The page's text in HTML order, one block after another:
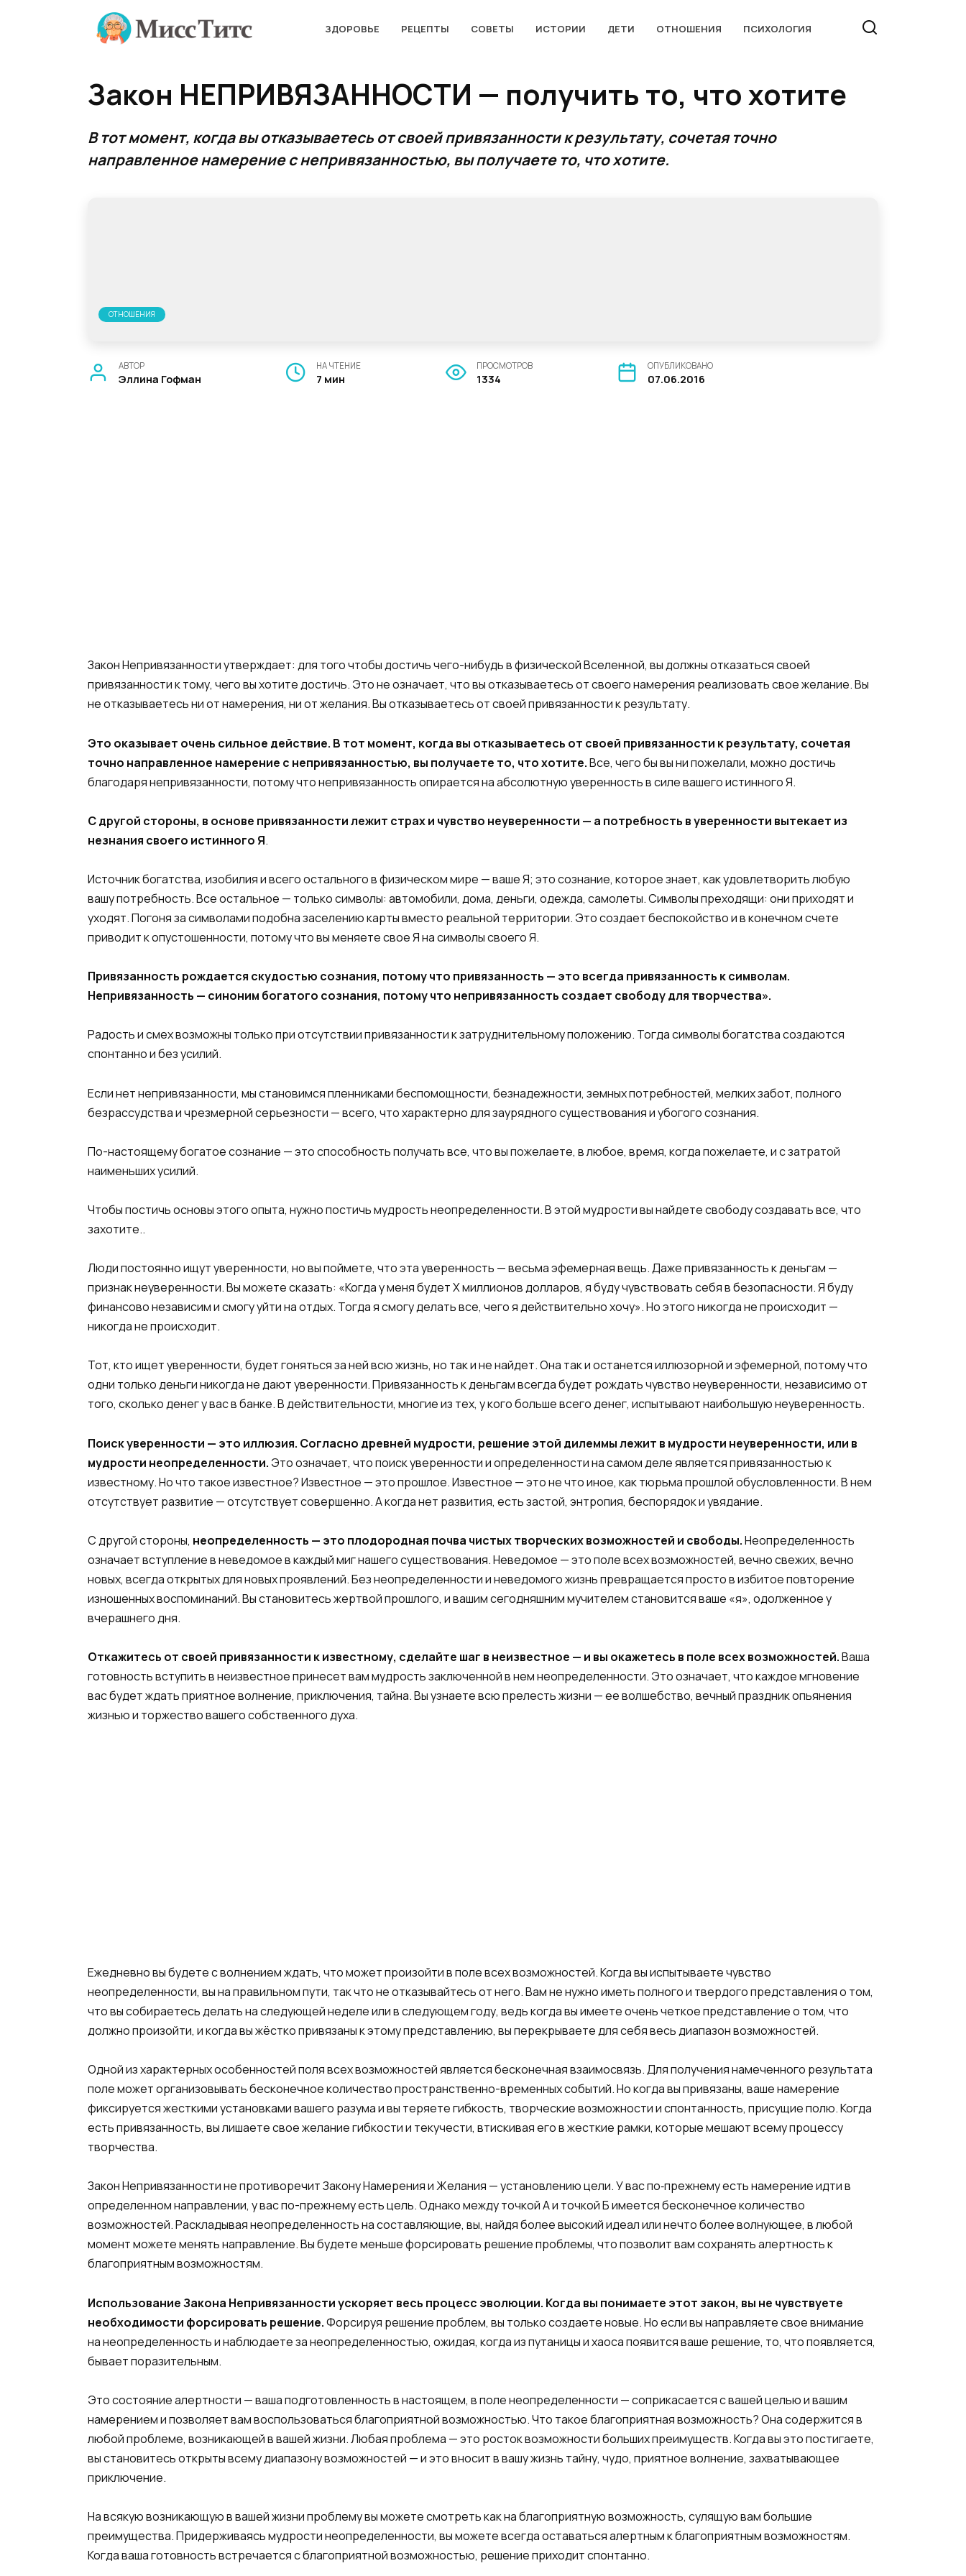
ЗДОРОВЬЕ РЕЦЕПТЫ СОВЕТЫ ИСТОРИИ ДЕТИ ОТНОШЕНИЯ ПСИХОЛОГИЯ
Закон НЕПРИВЯЗАННОСТИ — получить то, что хотите
В тот момент, когда вы отказываетесь от своей привязанности к результату, сочетая точно
направленное намерение с непривязанностью, вы получаете то, что хотите.
ОТНОШЕНИЯ
АВТОР
Эллина Гофман
НА ЧТЕНИЕ
7 мин
ПРОСМОТРОВ
1334
ОПУБЛИКОВАНО
07.06.2016
Закон Непривязанности утверждает: для того чтобы достичь чего-нибудь в физической Вселенной, вы должны отказаться своей
привязанности к тому, чего вы хотите достичь. Это не означает, что вы отказываетесь от своего намерения реализовать свое желание. Вы
не отказываетесь ни от намерения, ни от желания. Вы отказываетесь от своей привязанности к результату.
Это оказывает очень сильное действие. В тот момент, когда вы отказываетесь от своей привязанности к результату, сочетая
точно направленное намерение с непривязанностью, вы получаете то, что хотите.Все, чего бы вы ни пожелали, можно достичь
благодаря непривязанности, потому что непривязанность опирается на абсолютную уверенность в силе вашего истинного Я.
С другой стороны, в основе привязанности лежит страх и чувство неуверенности — а потребность в уверенности вытекает из
незнания своего истинного Я.
Источник богатства, изобилия и всего остального в физическом мире — ваше Я; это сознание, которое знает, как удовлетворить любую
вашу потребность. Все остальное — только символы: автомобили, дома, деньги, одежда, самолеты. Символы преходящи: они приходят и
уходят. Погоня за символами подобна заселению карты вместо реальной территории. Это создает беспокойство и в конечном счете
приводит к опустошенности, потому что вы меняете свое Я на символы своего Я.
Привязанность рождается скудостью сознания, потому что привязанность — это всегда привязанность к символам.
Непривязанность — синоним богатого сознания, потому что непривязанность создает свободу для творчества».
Радость и смех возможны только при отсутствии привязанности к затруднительному положению. Тогда символы богатства создаются
спонтанно и без усилий.
Если нет непривязанности, мы становимся пленниками беспомощности, безнадежности, земных потребностей, мелких забот, полного
безрассудства и чрезмерной серьезности — всего, что характерно для заурядного существования и убогого сознания.
По-настоящему богатое сознание — это способность получать все, что вы пожелаете, в любое, время, когда пожелаете, и с затратой
наименьших усилий.
Чтобы постичь основы этого опыта, нужно постичь мудрость неопределенности. В этой мудрости вы найдете свободу создавать все, что
захотите..
Люди постоянно ищут уверенности, но вы поймете, что эта уверенность — весьма эфемерная вещь. Даже привязанность к деньгам —
признак неуверенности. Вы можете сказать: «Когда у меня будет X миллионов долларов, я буду чувствовать себя в безопасности. Я буду
финансово независим и смогу уйти на отдых. Тогда я смогу делать все, чего я действительно хочу». Но этого никогда не происходит —
никогда не происходит.
Тот, кто ищет уверенности, будет гоняться за ней всю жизнь, но так и не найдет. Она так и останется иллюзорной и эфемерной, потому что
одни только деньги никогда не дают уверенности. Привязанность к деньгам всегда будет рождать чувство неуверенности, независимо от
того, сколько денег у вас в банке. В действительности, многие из тех, у кого больше всего денег, испытывают наибольшую неуверенность.
Поиск уверенности — это иллюзия. Согласно древней мудрости, решение этой дилеммы лежит в мудрости неуверенности, или в
мудрости неопределенности. Это означает, что поиск уверенности и определенности на самом деле является привязанностью к
известному. Но что такое известное? Известное — это прошлое. Известное — это не что иное, как тюрьма прошлой обусловленности. В нем
отсутствует развитие — отсутствует совершенно. А когда нет развития, есть застой, энтропия, беспорядок и увядание.
С другой стороны, неопределенность — это плодородная почва чистых творческих возможностей и свободы.Неопределенность
означает вступление в неведомое в каждый миг нашего существования. Неведомое — это поле всех возможностей, вечно свежих, вечно
новых, всегда открытых для новых проявлений. Без неопреде­ленности и неведомого жизнь превращается просто в избитое повторение
изношенных воспоминаний. Вы становитесь жертвой прошлого, и вашим сегодняшним мучителем становится ваше «я», одолженное у
вчерашнего дня.
Откажитесь от своей привязанности к известному, сделайте шаг в неизвестное — и вы окажетесь в поле всех возможностей.Ваша
готовность вступить в неизвестное принесет вам мудрость заключенной в нем неопределенности. Это означает, что каждое мгновение
вас будет ждать приятное волнение, приключения, тайна. Вы узнаете всю прелесть жизни — ее волшебство, вечный праздник опьянения
жизнью и торжество вашего собственного духа.
Ежедневно вы будете с волнением ждать, что может произойти в поле всех возможностей. Когда вы испытываете чувство
неопределенности, вы на правильном пути, так что не отказывайтесь от него. Вам не нужно иметь полного и твердого представления о том,
что вы собираетесь делать на следующей неделе или в следующем году, ведь когда вы имеете очень четкое представление о том, что
должно произойти, и когда вы жёстко привязаны к этому представлению, вы перекрываете для себя весь диапазон возможностей.
Одной из характерных особенностей поля всех возможностей является бесконечная взаимосвязь. Для получения намеченного результата
поле может организовывать бесконечное количество пространственно-временных событий. Но когда вы привязаны, ваше намерение
фиксируется жесткими установками вашего разума и вы теряете гибкость, творческие возможности и спонтанность, присущие полю. Когда
есть привязанность, вы лишаете свое желание гибкости и текучести, втискивая его в жесткие рамки, которые мешают всему процессу
творчества.
Закон Непривязанности не противоречит Закону Намерения и Желания — установлению цели. У вас по‑прежнему есть намерение идти в
опреде­ленном направлении, у вас по-прежнему есть цель. Однако между точкой А и точкой Б имеется бесконечное количество
возможностей. Раскладывая неопределенность на составляющие, вы, найдя более высокий идеал или нечто более волнующее, в любой
момент можете менять направление. Вы будете меньше форсировать решение проблемы, что позволит вам сохранять алертность к
благоприятным возможностям.
Использование Закона Непривязанности ускоряет весь процесс эволюции. Когда вы понимаете этот закон, вы не чувствуете
необходимости форсировать решение.Форсируя решение проблем, вы только создаете новые. Но если вы направляете свое внимание
на неопределенность и наблюдаете за неопределенностью, ожидая, когда из путаницы и хаоса появится ваше решение, то, что появляется,
бывает поразительным.
Это состояние алертности — ваша подготовленность в настоящем, в поле неопределенности — соприкасается с вашей целью и вашим
намерением и позволяет вам воспользоваться благоприятной возможностью. Что такое благоприятная возможность? Она содержится в
любой проблеме, возникающей в вашей жизни. Любая проблема — это росток возможности больших преимуществ. Когда вы это постигаете,
вы становитесь открыты всему диапазону возможностей — и это вносит в вашу жизнь тайну, чудо, приятное волнение, захватывающее
приключение.
На всякую возникающую в вашей жизни проблему вы можете смотреть как на благоприятную возможность, сулящую вам большие
преимущества. Придерживаясь мудрости неопределенности, вы можете всегда оставаться алертным к благоприятным возможностям.
Когда ваша готовность встречается с благоприятной возможностью, решение приходит спонтанно.